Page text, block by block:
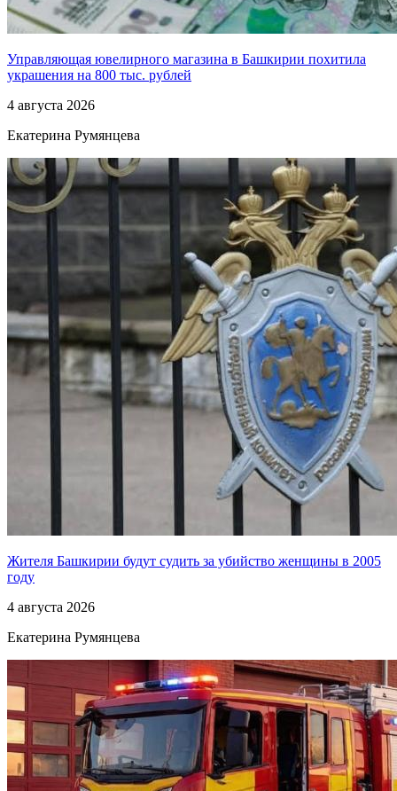
Управляющая ювелирного магазина в Башкирии похитила
украшения на 800 тыс. рублей
4 августа 2026
Екатерина Румянцева
Жителя Башкирии будут судить за убийство женщины в 2005
году
4 августа 2026
Екатерина Румянцева